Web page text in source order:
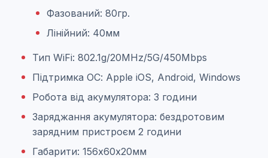
Фазований: 80гр.
Лінійний: 40мм
Тип WiFi: 802.1g/20MHz/5G/450Mbps
Підтримка ОС: Apple iOS, Android, Windows
Робота від акумулятора: 3 години
Заряджання акумулятора: бездротовим
зарядним пристроєм 2 години
Габарити: 156х60х20мм